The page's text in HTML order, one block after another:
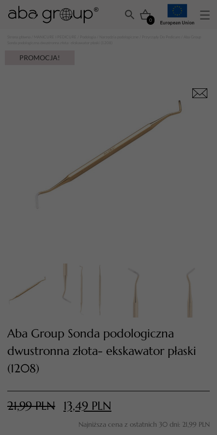
0
TWÓJ KOSZYK (0)
PRZEJDŹ DO KOSZYKA
MANICURE I PEDICURE Podologia Narzędzia podologiczne Przyrządy Do Pedicure
PROMOCJA!
Aba Group Sonda podologiczna
dwustronna złota- ekskawator płaski
(1208)
21,99PLN 13,49 PLN
Najniższa cena z ostatnich 30 dni: 21,99 PLN